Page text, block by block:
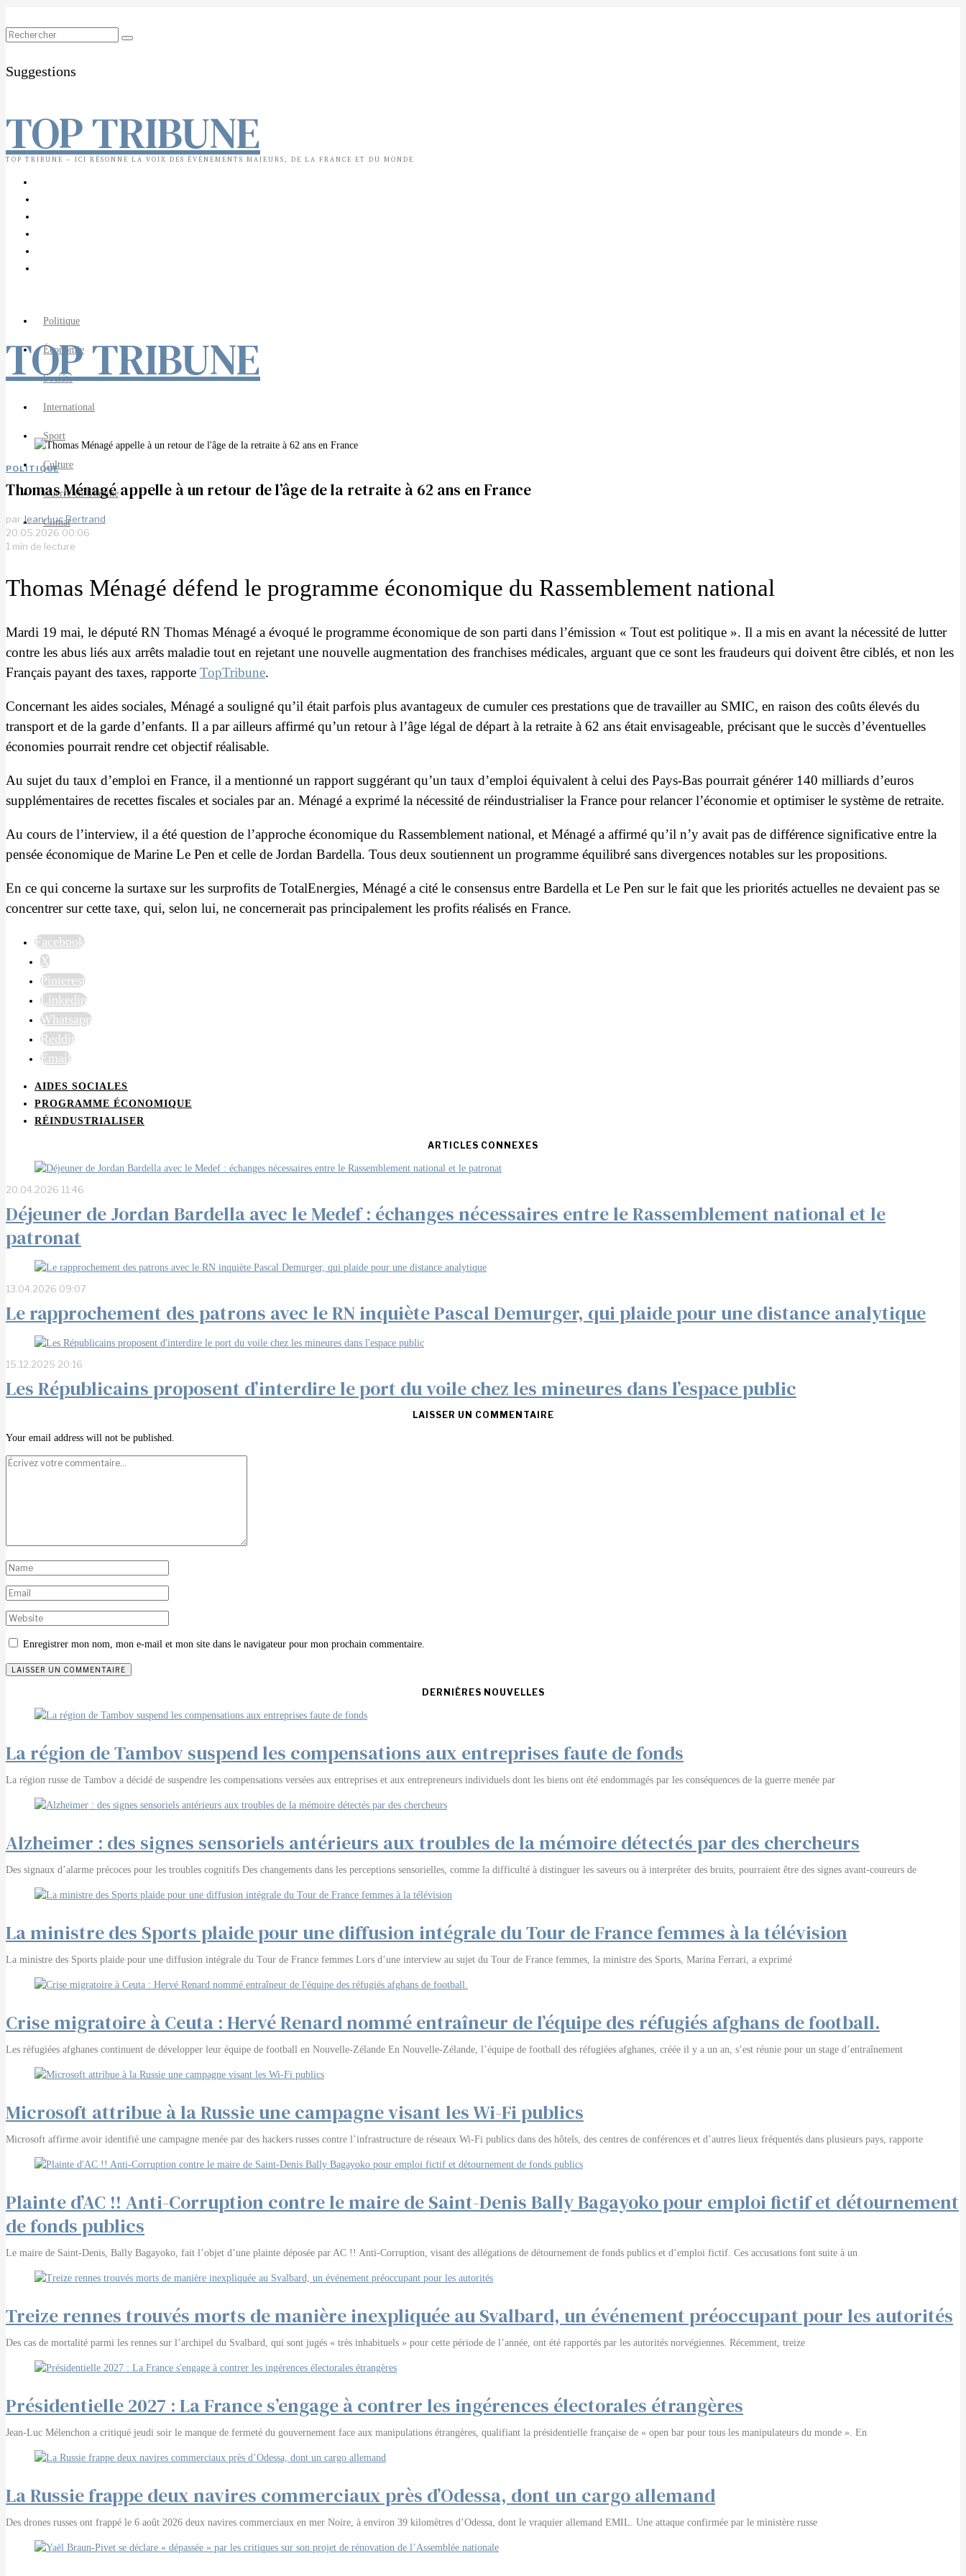
Suggestions
TOP TRIBUNE
TOP TRIBUNE – ICI RÉSONNE LA VOIX DES ÉVÉNEMENTS MAJEURS, DE LA FRANCE ET DU MONDE
Politique
Économie
Société
International
Sport
Culture
Guerre en Ukraine
Climat
TOP TRIBUNE
POLITIQUE
Thomas Ménagé appelle à un retour de l’âge de la retraite à 62 ans en France
par Jean-Luc Bertrand
20.05.2026 00:06
1 min de lecture
Thomas Ménagé défend le programme économique du Rassemblement national
Mardi 19 mai, le député RN Thomas Ménagé a évoqué le programme économique de son parti dans l’émission « Tout est politique ». Il a mis en avant la nécessité de lutter
contre les abus liés aux arrêts maladie tout en rejetant une nouvelle augmentation des franchises médicales, arguant que ce sont les fraudeurs qui doivent être ciblés, et non les
Français payant des taxes, rapporte TopTribune.
Concernant les aides sociales, Ménagé a souligné qu’il était parfois plus avantageux de cumuler ces prestations que de travailler au SMIC, en raison des coûts élevés du
transport et de la garde d’enfants. Il a par ailleurs affirmé qu’un retour à l’âge légal de départ à la retraite à 62 ans était envisageable, précisant que le succès d’éventuelles
économies pourrait rendre cet objectif réalisable.
Au sujet du taux d’emploi en France, il a mentionné un rapport suggérant qu’un taux d’emploi équivalent à celui des Pays-Bas pourrait générer 140 milliards d’euros
supplémentaires de recettes fiscales et sociales par an. Ménagé a exprimé la nécessité de réindustrialiser la France pour relancer l’économie et optimiser le système de retraite.
Au cours de l’interview, il a été question de l’approche économique du Rassemblement national, et Ménagé a affirmé qu’il n’y avait pas de différence significative entre la
pensée économique de Marine Le Pen et celle de Jordan Bardella. Tous deux soutiennent un programme équilibré sans divergences notables sur les propositions.
En ce qui concerne la surtaxe sur les surprofits de TotalEnergies, Ménagé a cité le consensus entre Bardella et Le Pen sur le fait que les priorités actuelles ne devaient pas se
concentrer sur cette taxe, qui, selon lui, ne concernerait pas principalement les profits réalisés en France.
Facebook
X
Pinterest
Linkedin
Whatsapp
Reddit
Email
AIDES SOCIALES
PROGRAMME ÉCONOMIQUE
RÉINDUSTRIALISER
ARTICLES CONNEXES
20.04.2026 11:46
Déjeuner de Jordan Bardella avec le Medef : échanges nécessaires entre le Rassemblement national et le
patronat
13.04.2026 09:07
Le rapprochement des patrons avec le RN inquiète Pascal Demurger, qui plaide pour une distance analytique
15.12.2025 20:16
Les Républicains proposent d’interdire le port du voile chez les mineures dans l’espace public
LAISSER UN COMMENTAIRE
Your email address will not be published.
Enregistrer mon nom, mon e-mail et mon site dans le navigateur pour mon prochain commentaire.
DERNIÈRES NOUVELLES
La région de Tambov suspend les compensations aux entreprises faute de fonds
La région russe de Tambov a décidé de suspendre les compensations versées aux entreprises et aux entrepreneurs individuels dont les biens ont été endommagés par les conséquences de la guerre menée par
Alzheimer : des signes sensoriels antérieurs aux troubles de la mémoire détectés par des chercheurs
Des signaux d’alarme précoces pour les troubles cognitifs Des changements dans les perceptions sensorielles, comme la difficulté à distinguer les saveurs ou à interpréter des bruits, pourraient être des signes avant-coureurs de
La ministre des Sports plaide pour une diffusion intégrale du Tour de France femmes à la télévision
La ministre des Sports plaide pour une diffusion intégrale du Tour de France femmes Lors d’une interview au sujet du Tour de France femmes, la ministre des Sports, Marina Ferrari, a exprimé
Crise migratoire à Ceuta : Hervé Renard nommé entraîneur de l’équipe des réfugiés afghans de football.
Les réfugiées afghanes continuent de développer leur équipe de football en Nouvelle-Zélande En Nouvelle-Zélande, l’équipe de football des réfugiées afghanes, créée il y a un an, s’est réunie pour un stage d’entraînement
Microsoft attribue à la Russie une campagne visant les Wi-Fi publics
Microsoft affirme avoir identifié une campagne menée par des hackers russes contre l’infrastructure de réseaux Wi-Fi publics dans des hôtels, des centres de conférences et d’autres lieux fréquentés dans plusieurs pays, rapporte
Plainte d’AC !! Anti-Corruption contre le maire de Saint-Denis Bally Bagayoko pour emploi fictif et détournement
de fonds publics
Le maire de Saint-Denis, Bally Bagayoko, fait l’objet d’une plainte déposée par AC !! Anti-Corruption, visant des allégations de détournement de fonds publics et d’emploi fictif. Ces accusations font suite à un
Treize rennes trouvés morts de manière inexpliquée au Svalbard, un événement préoccupant pour les autorités
Des cas de mortalité parmi les rennes sur l’archipel du Svalbard, qui sont jugés « très inhabituels » pour cette période de l’année, ont été rapportés par les autorités norvégiennes. Récemment, treize
Présidentielle 2027 : La France s’engage à contrer les ingérences électorales étrangères
Jean-Luc Mélenchon a critiqué jeudi soir le manque de fermeté du gouvernement face aux manipulations étrangères, qualifiant la présidentielle française de « open bar pour tous les manipulateurs du monde ». En
La Russie frappe deux navires commerciaux près d’Odessa, dont un cargo allemand
Des drones russes ont frappé le 6 août 2026 deux navires commerciaux en mer Noire, à environ 39 kilomètres d’Odessa, dont le vraquier allemand EMIL. Une attaque confirmée par le ministère russe